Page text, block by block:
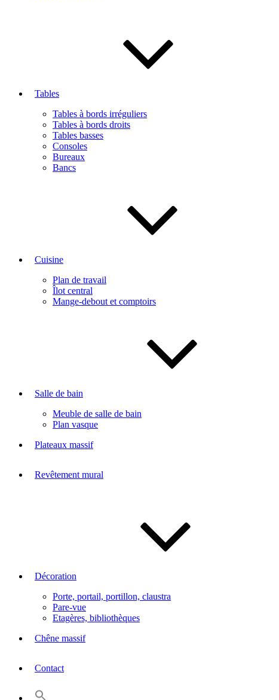
Tables
Tables à bords irréguliers
Tables à bords droits
Tables basses
Consoles
Bureaux
Bancs
Cuisine
Plan de travail
Îlot central
Mange-debout et comptoirs
Salle de bain
Meuble de salle de bain
Plan vasque
Plateaux massif
Revêtement mural
Décoration
Porte, portail, portillon, claustra
Pare-vue
Etagères, bibliothèques
Chêne massif
Contact